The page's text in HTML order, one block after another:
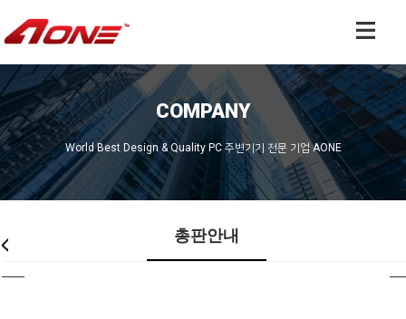
COMPANY
World Best Design & Quality PC 주변기기 전문 기업 AONE
총판안내